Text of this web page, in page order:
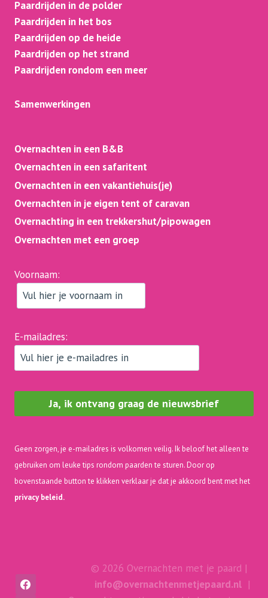
Paardrijden in de polder
Paardrijden in het bos
Paardrijden op de heide
Paardrijden op het strand
Paardrijden rondom een meer
Samenwerkingen
Overnachten in een B&B
Overnachten in een safaritent
Overnachten in een vakantiehuis(je)
Overnachten in je eigen tent of caravan
Overnachting in een trekkershut/pipowagen
Overnachten met een groep
Voornaam:
E-mailadres:
Geen zorgen, je e-mailadres is volkomen veilig. Ik beloof het alleen te
gebruiken om leuke tips rondom paarden te sturen. Door op
bovenstaande button te klikken verklaar je dat je akkoord bent met het
privacy beleid.
© 2026 Overnachten met je paard |
info@overnachtenmetjepaard.nl |